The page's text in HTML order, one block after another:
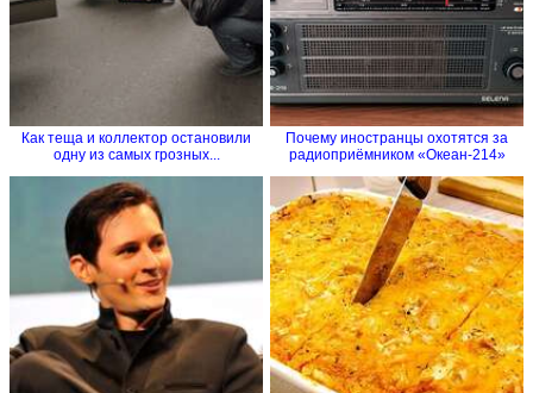
Как теща и коллектор остановили
одну из самых грозных...
Почему иностранцы охотятся за
радиоприёмником «Океан-214»